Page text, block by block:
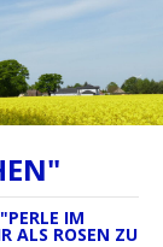
IM
ALS ROSEN ZU